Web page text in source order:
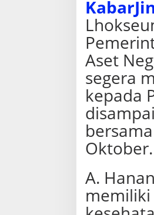
Aset
segera
kepada
Oktober.
A.